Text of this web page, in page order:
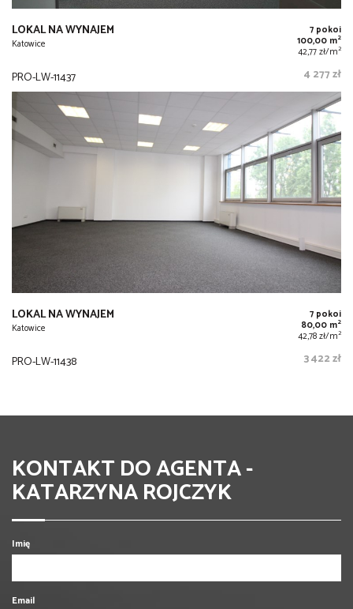
LOKAL NA WYNAJEM
Katowice
7 pokoi
100,00 m2
42,77 zł/m2
PRO-LW-11437 4 277 zł
LOKAL NA WYNAJEM
Katowice
7 pokoi
80,00 m2
42,78 zł/m2
PRO-LW-11438 3 422 zł
KONTAKT DO AGENTA -
KATARZYNA ROJCZYK
Imię
Email